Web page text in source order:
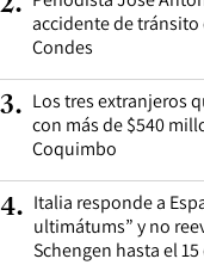
accidente de
Condes
3. Los tres extranjeros
con más de $540
Coquimbo
4. Italia responde a
ultimátums” y no
Schengen hasta el